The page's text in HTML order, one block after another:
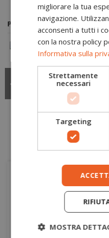
Potrebbero piacerti anche
Soletta memory foam
5,00 €
ARTICOLI CORRELATI
ABBIGLIAMENTO DA
migliorare la tua
navigazione.
acconsenti a tutti i
con la nostra policy
Informativa sulla
Strettamente
necessari
Targeting
MOSTRA